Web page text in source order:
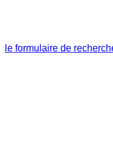
le formulaire de